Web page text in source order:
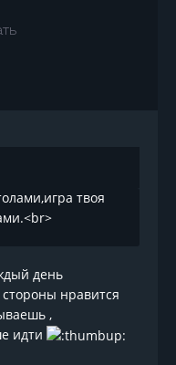
твоя
день
нравится
,
идти